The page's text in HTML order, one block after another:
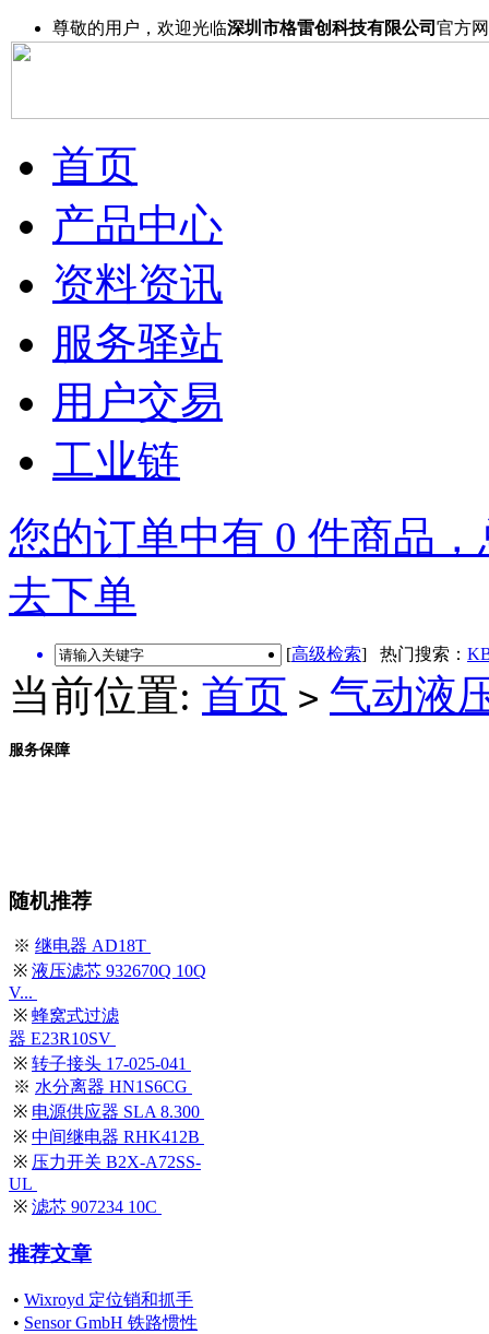
尊敬的用户，欢迎光临深圳市格雷创科技有限公司 官方
首页
产品中心
资料资讯
服务驿站
用户交易
工业链
您的订单中有 0 件商品
去下单
[高级检索] 热门搜索：
当前位置: 首页 > 气动液
服务保障
随机推荐
※ 继电器 AD18T
※ 液压滤芯 932670Q 10Q
V...
※ 蜂窝式过滤
器 E23R10SV
※ 转子接头 17-025-041
※ 水分离器 HN1S6CG
※ 电源供应器 SLA 8.300
※ 中间继电器 RHK412B
※ 压力开关 B2X-A72SS-
UL
※ 滤芯 907234 10C
推荐文章
• Wixroyd 定位销和抓手
• Sensor GmbH 铁路惯性